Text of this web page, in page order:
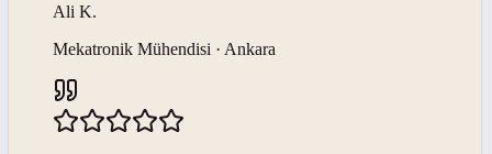
Ali K.
Mekatronik Mühendisi · Ankara